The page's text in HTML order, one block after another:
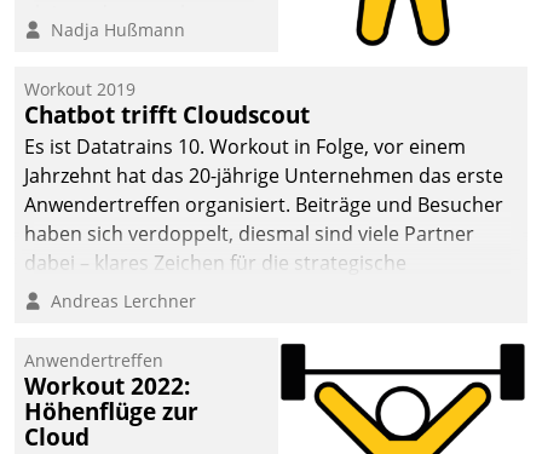
methodisch
Quartier. Dazwischen
zeigte Datatrain, was es
Neues zu bieten hat.
Nadja Hußmann
Workout 2019
Chatbot trifft Cloudscout
Es ist Datatrains 10. Workout in Folge, vor einem
Jahrzehnt hat das 20-jährige Unternehmen das erste
Anwendertreffen organisiert. Beiträge und Besucher
haben sich verdoppelt, diesmal sind viele Partner
dabei – klares Zeichen für die strategische
Fokussierung auf den Kunden.
Andreas Lerchner
Anwendertreffen
Workout 2022:
Höhenflüge zur
Cloud